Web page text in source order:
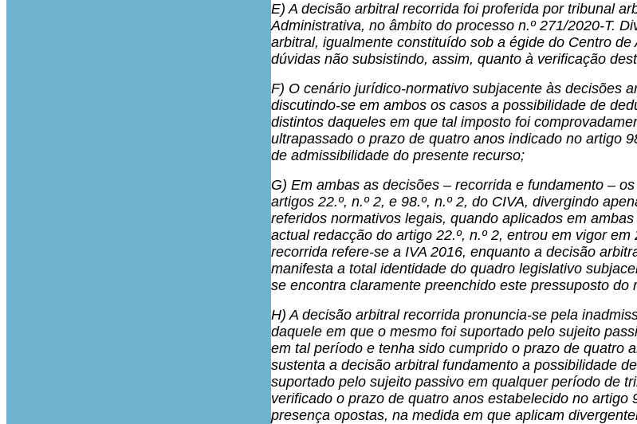
E) A decisão arbitral recorrida foi proferida por tribunal
Administrativa, no âmbito do processo n.º 271/2020-T.
arbitral, igualmente constituído sob a égide do Centro
dúvidas não subsistindo, assim, quanto à verificação
F) O cenário jurídico-normativo subjacente às decisões
discutindo-se em ambos os casos a possibilidade de
distintos daqueles em que tal imposto foi
ultrapassado o prazo de quatro anos indicado no artigo
de admissibilidade do presente recurso;
G) Em ambas as decisões – recorrida e fundamento –
artigos 22.º, n.º 2, e 98.º, n.º 2, do CIVA, divergindo
referidos normativos legais, quando aplicados em
actual redacção do artigo 22.º, n.º 2, entrou em vigor
recorrida refere-se a IVA 2016, enquanto a decisão
manifesta a total identidade do quadro legislativo
se encontra claramente preenchido este pressuposto do
H) A decisão arbitral recorrida pronuncia-se pela
daquele em que o mesmo foi suportado pelo sujeito
em tal período e tenha sido cumprido o prazo de quatro
sustenta a decisão arbitral fundamento a possibilidade
suportado pelo sujeito passivo em qualquer período de
verificado o prazo de quatro anos estabelecido no
presença opostas, na medida em que aplicam